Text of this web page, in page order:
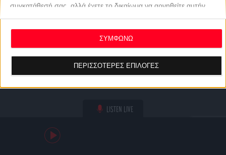
συγκατάθεσή σας, αλλά έχετε το δικαίωμα να αρνηθείτε αυτήν
ανακαλέσετε τη συγκατάθεσή σας ανά πάσα στιγμή
επιστρέφοντας σε αυτόν τον ιστότοπο και κάνοντας κλικ στο
κουμπί "Απορρήτου" στο κάτω μέρος της ιστοσελίδας.
ΠΕΡΙΣΣΟΤΕΡΕΣ ΕΠΙΛΟΓΕΣ
ΣΥΜΦΩΝΩ
LISTEN LIVE